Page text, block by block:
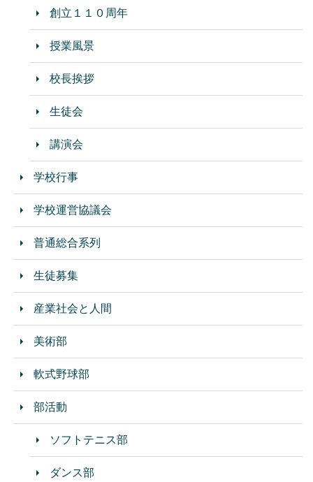
創立１１０周年
授業風景
校長挨拶
生徒会
講演会
学校行事
学校運営協議会
普通総合系列
生徒募集
産業社会と人間
美術部
軟式野球部
部活動
ソフトテニス部
ダンス部